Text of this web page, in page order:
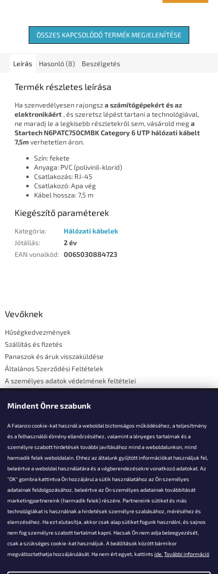
Mindent Önre szabunk
A Falanzo cookie-kat használ a weboldal biztonságos működéséhez, a teljesítmény
és a felhasználói élmény ellenőrzéséhez, valamint a lényeges tartalmak és a
személyre szabott hirdetések további javításához mind a weboldalunkon, mind
harmadik felek weboldalain. Ehhez az általunk gyűjtött információkat használjuk fel,
beleértve a weboldal használatára és a végberendezésekre vonatkozó adatokat. Az
"OK" gombra kattintva Ön hozzájárul a sütik használatához az Ön személyes
adatainak feldolgozásához, beleértve az Ön személyes adatainak továbbítását
marketingpartnereink (harmadik felek) részére. Partnereink sütiket és más
technológiákat is használnak a hirdetések személyre szabásához, méréséhez és
elemzéséhez. Ha ezt elutasítja, akkor csak alap sütiket fogunk használni, és sajnos
nem fog személyre szabott tartalmat kapni. Hacsak Ön nem adja beleegyezését,
csak a szükséges cookie-kat használjuk. A beállítások között bármikor
megváltoztathatja hozzájárulását. Ha nem ért egyet, kattints ide. További információ
ÖSSZES KAPCSOLÓDÓ TERMÉK MEGJELENÍTÉSE
Leírás Hasonló (8) Beszélgetés
Termék részletes leírása
Ha szenvedélyesen rajongsza számítógépekért és az
elektronikáért , és szeretsz lépést tartani a technológiával,
ne maradj le a legkisebb részletekről sem, vásárold mega
Startech N6PATC750CMBK Category 6 UTP hálózati kábelt
7,5mverhetetlen áron.
Szín: fekete
Anyaga: PVC (polivinil-klorid)
Csatlakozás: RJ-45
Csatlakozó: Apa vég
Kábel hossza: 7,5 m
Kiegészítő paraméterek
Kategória:
Hálózati kábelek
Jótállás:
2 év
EAN vonalkód: 0065030884723
Vevőknek
Hűségkedvezmények
Szállítás és fizetés
Panaszok és áruk visszaküldése
Általános Szerződési Feltételek
A személyes adatok védelmének feltételei
Elérhetőségi adatok
Akarsz kérdezni valamit?
info@falanzo.hu